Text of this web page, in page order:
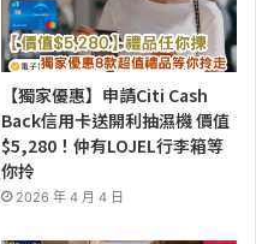
【獨家優惠】申請Citi Cash
Back信用卡送開利抽濕機 價值
$5,280！仲有LOJEL行李箱等
你拎
2026 年 4 月 4 日